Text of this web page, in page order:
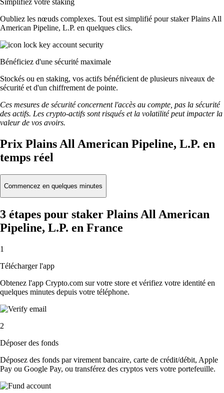
Oubliez les nœuds complexes. Tout est simplifié pour staker Plains All
American Pipeline, L.P. en quelques clics.
Bénéficiez d'une sécurité maximale
Stockés ou en staking, vos actifs bénéficient de plusieurs niveaux de
sécurité et d'un chiffrement de pointe.
Ces mesures de sécurité concernent l'accès au compte, pas la sécurité
des actifs. Les crypto-actifs sont risqués et la volatilité peut impacter la
valeur de vos avoirs.
Prix Plains All American Pipeline, L.P. en
temps réel
Commencez en quelques minutes
3 étapes pour staker Plains All American
Pipeline, L.P. en France
1
Télécharger l'app
Obtenez l'app Crypto.com sur votre store et vérifiez votre identité en
quelques minutes depuis votre téléphone.
2
Déposer des fonds
Déposez des fonds par virement bancaire, carte de crédit/débit, Apple
Pay ou Google Pay, ou transférez des cryptos vers votre portefeuille.